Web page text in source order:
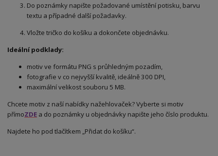
Do poznámky napište požadované umístění potisku, barvu
textu a případné další požadavky.
Vložte tričko do košíku a dokončete objednávku.
Ideální podklady:
motiv ve formátu PNG s průhledným pozadím,
fotografie v co nejvyšší kvalitě, ideálně 300 DPI,
maximální velikost souboru 5 MB.
Chcete motiv z naší nabídky nažehlovaček? Vyberte si motiv
přímoZDE a do poznámky u objednávky napište jeho číslo produktu.
Najdete ho pod tlačítkem „Přidat do košíku“.